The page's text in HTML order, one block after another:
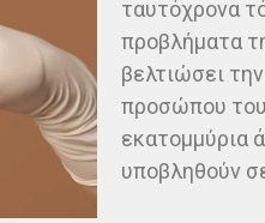
ταυτόχρονα
προβλήματα
βελτιώσει
προσώπου
εκατομμύρια
υποβληθούν